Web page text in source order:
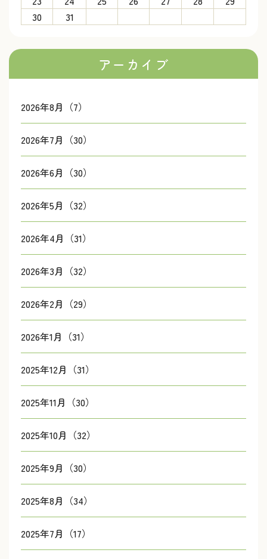
30
31
アーカイブ
2026年8月（7）
2026年7月（30）
2026年6月（30）
2026年5月（32）
2026年4月（31）
2026年3月（32）
2026年2月（29）
2026年1月（31）
2025年12月（31）
2025年11月（30）
2025年10月（32）
2025年9月（30）
2025年8月（34）
2025年7月（17）